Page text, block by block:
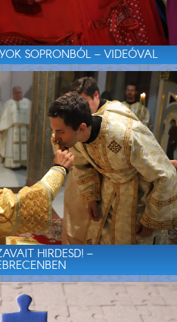
SOPRONBÓL – VIDEÓVAL
HIRDESD! –